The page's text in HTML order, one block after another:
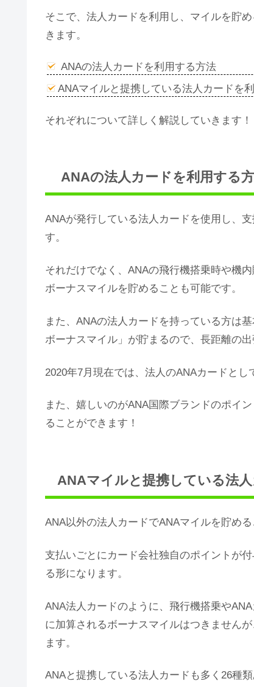
そこで、法人カードを利用し、マイルを貯
きます。
ANAの法人カードを利用する方法
ANAマイルと提携している法人カードを
それぞれについて詳しく解説していきます！
ANAの法人カードを利用する
ANAが発行している法人カードを使用し、
す。
それだけでなく、ANAの飛行機搭乗時や機
ボーナスマイルを貯めることも可能です。
また、ANAの法人カードを持っている方は
ボーナスマイル」が貯まるので、長距離の
2020年7月現在では、法人のANAカードとし
また、嬉しいのがANA国際ブランドのポイ
ることができます！
ANAマイルと提携している法
ANA以外の法人カードでANAマイルを貯める
支払いごとにカード会社独自のポイントが
る形になります。
ANA法人カードのように、飛行機搭乗や
に加算されるボーナスマイルはつきません
ます。
ANAと提携している法人カードも多く26種